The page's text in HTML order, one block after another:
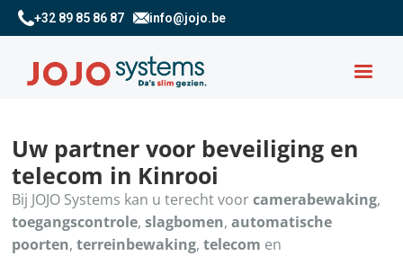
+32 89 85 86 87 info@jojo.be
Uw partner voor beveiliging en
telecom in Kinrooi
Bij JOJO Systems kan u terecht voorcamerabewaking,
toegangscontrole,slagbomen,automatische
poorten,terreinbewaking,telecom en